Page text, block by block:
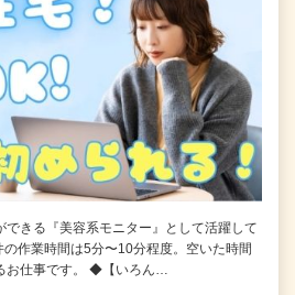
できる『美容系モニター』として活躍して
の作業時間は5分〜10分程度。空いた時間
お仕事です。 ◆【いろん…